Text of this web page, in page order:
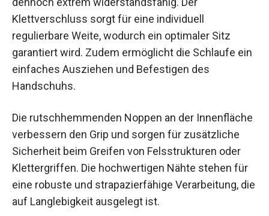
Klettverschluss sorgt für eine individuell
regulierbare Weite, wodurch ein optimaler Sitz
garantiert wird. Zudem ermöglicht die Schlaufe
ein einfaches Ausziehen und Befestigen des
Handschuhs.
Innenfläche verbessern den Grip und sorgen für
zusätzliche Sicherheit beim Greifen von
Felsstrukturen oder Klettergriffen. Die
hochwertigen Nähte stehen für eine robuste und
strapazierfähige Verarbeitung, die auf
Langlebigkeit ausgelegt ist.